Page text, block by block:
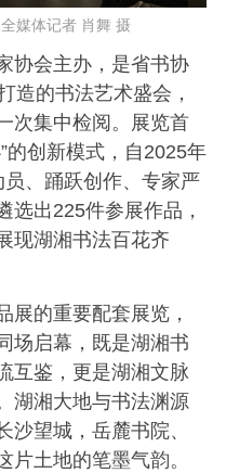
媒体记者 肖舞 摄
协会主办，是省书协
造的书法艺术盛会，
次集中检阅。展览首
的创新模式，自2025年
、踊跃创作、专家严
选出225件参展作品，
现湖湘书法百花齐
展的重要配套展览，
场启幕，既是湖湘书
互鉴，更是湖湘文脉
湖湘大地与书法渊源
望城，岳麓书院、
片土地的笔墨气韵。